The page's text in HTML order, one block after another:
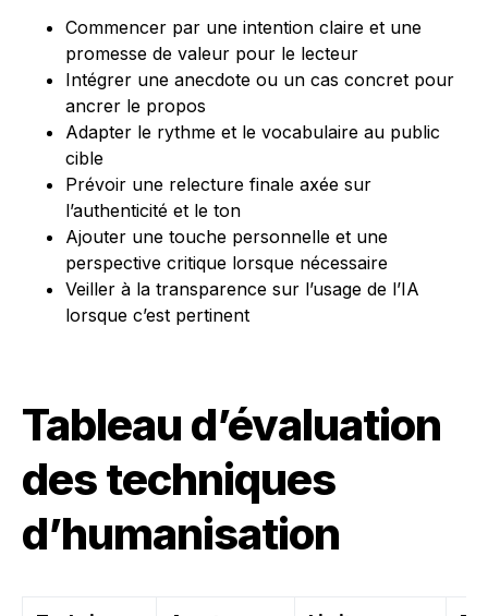
Commencer par une intention claire et une
promesse de valeur pour le lecteur
Intégrer une anecdote ou un cas concret pour
ancrer le propos
Adapter le rythme et le vocabulaire au public
cible
Prévoir une relecture finale axée sur
l’authenticité et le ton
Ajouter une touche personnelle et une
perspective critique lorsque nécessaire
Veiller à la transparence sur l’usage de l’IA
lorsque c’est pertinent
Tableau d’évaluation
des techniques
d’humanisation